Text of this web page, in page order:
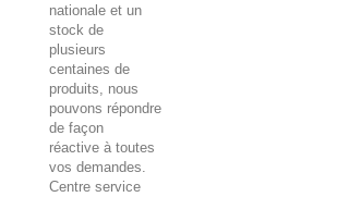
nationale et un
stock de
plusieurs
centaines de
produits, nous
pouvons répondre
de façon
réactive à toutes
vos demandes.
Centre service